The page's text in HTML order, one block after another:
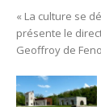
« La culture se
présente le
Geoffroy de